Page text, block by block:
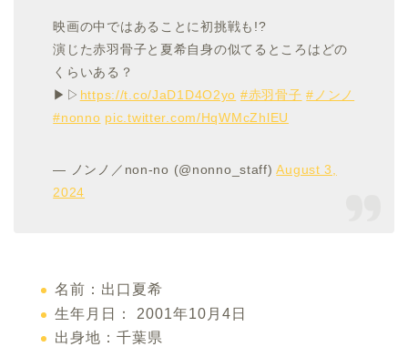
映画の中ではあることに初挑戦も!?
演じた赤羽骨子と夏希自身の似てるところはどの
くらいある？
▶▷ https://t.co/JaD1D4O2yo #赤羽骨子 #ノンノ
#nonno pic.twitter.com/HqWMcZhlEU
— ノンノ／non-no (@nonno_staff)August 3,
2024
名前：出口夏希
生年月日：
2001年10 月 4 日
出身地：千葉県